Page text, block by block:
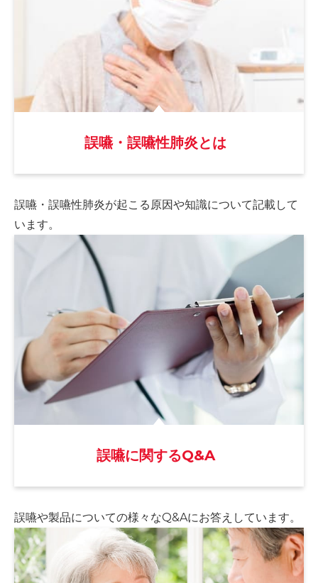
誤嚥・誤嚥性肺炎とは
誤嚥・誤嚥性肺炎が起こる原因や知識について記載して
います。
誤嚥に関するQ&A
誤嚥や製品についての様々なQ&Aにお答えしています。